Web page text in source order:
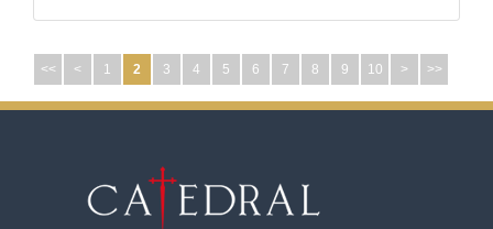
<< < 1 2 3 4 5 6 7 8 9 10 > >>